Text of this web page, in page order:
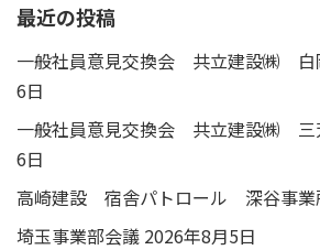
最近の投稿
一般社員意見交換会 共立建設㈱ 白
6日
一般社員意見交換会 共立建設㈱ 三
6日
高崎建設 宿舎パトロール 深谷事業
埼玉事業部会議 2026年8月5日